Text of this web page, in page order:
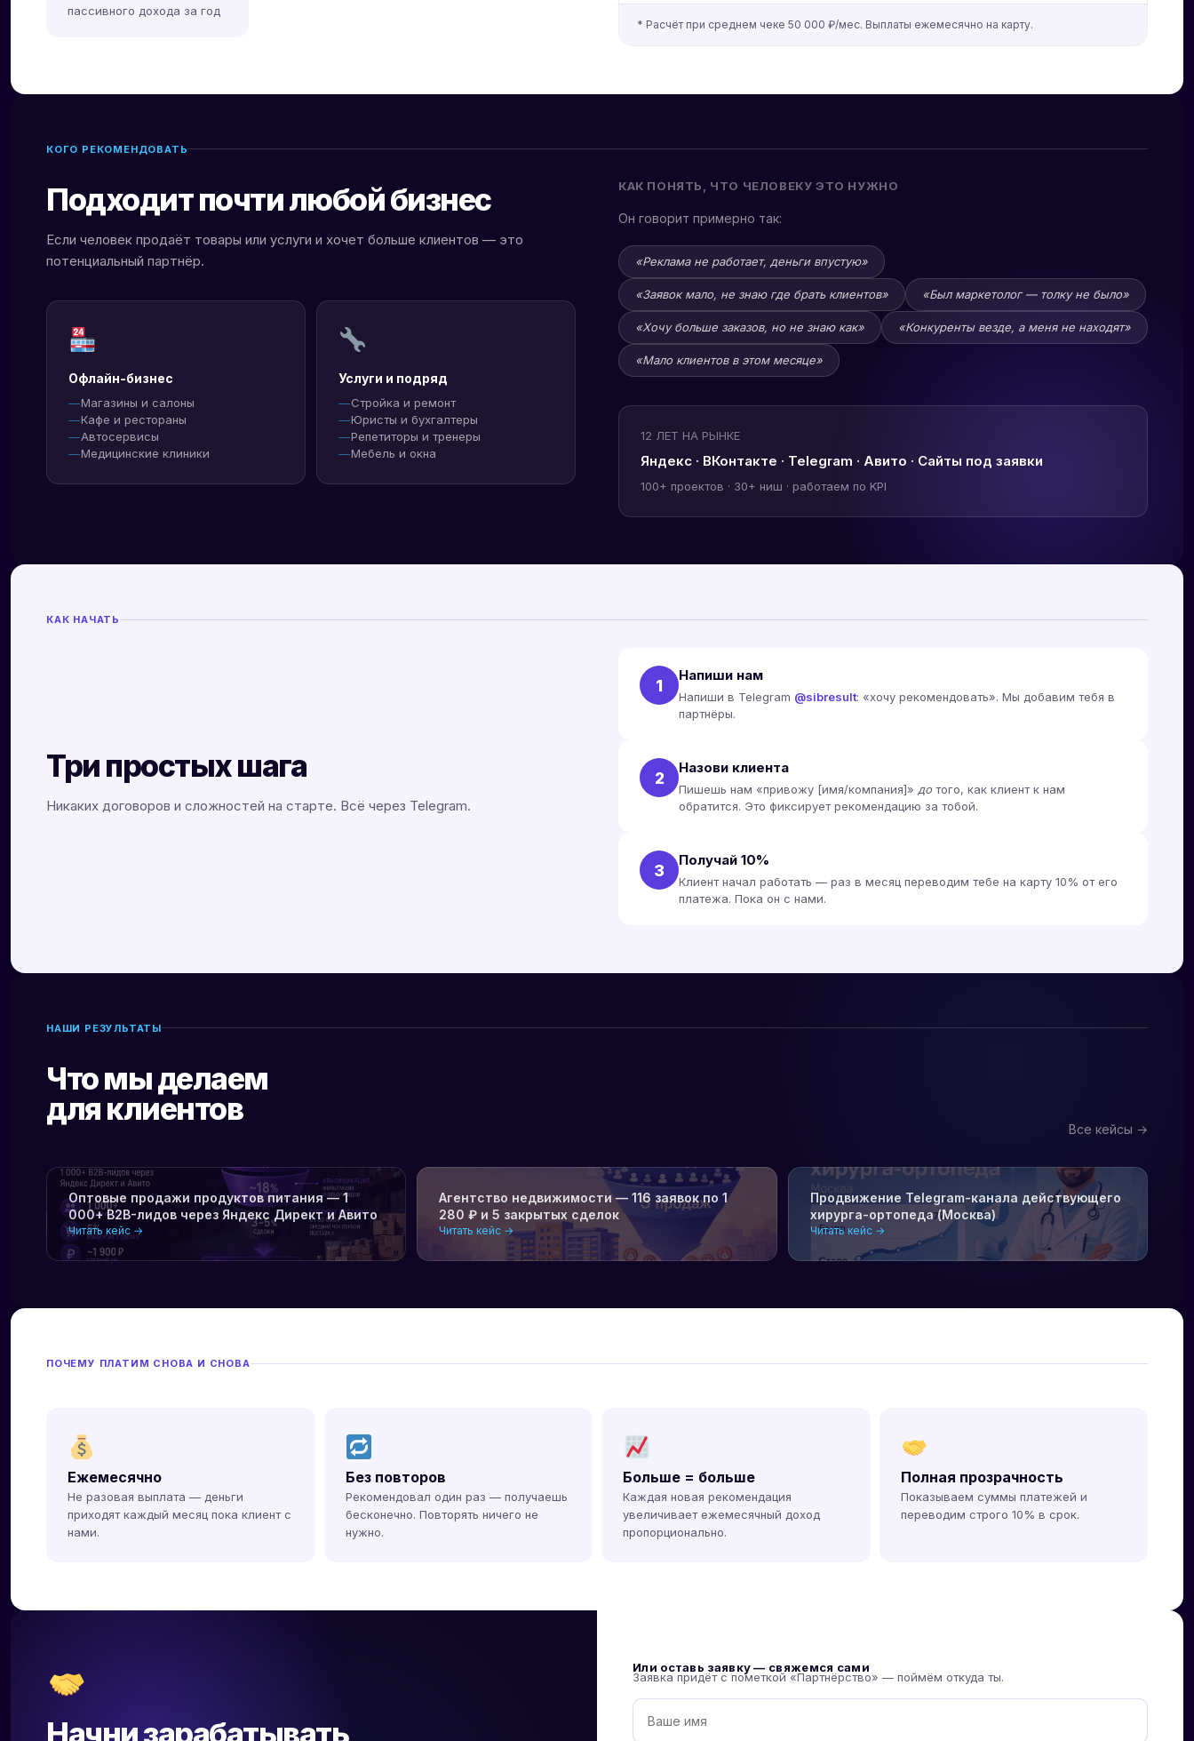
пассивного дохода за год
* Расчёт при среднем чеке 50 000 ₽/мес. Выплаты ежемесячно на карту.
КОГО РЕКОМЕНДОВАТЬ
Подходит почти любой бизнес
Если человек продаёт товары или услуги и хочет больше клиентов — это
потенциальный партнёр.
Офлайн-бизнес
Магазины и салоны
Кафе и рестораны
Автосервисы
Медицинские клиники
Услуги и подряд
Стройка и ремонт
Юристы и бухгалтеры
Репетиторы и тренеры
Мебель и окна
КАК ПОНЯТЬ, ЧТО ЧЕЛОВЕКУ ЭТО НУЖНО
Он говорит примерно так:
«Реклама не работает, деньги впустую»
«Заявок мало, не знаю где брать клиентов» «Был маркетолог — толку не было»
«Хочу больше заказов, но не знаю как» «Конкуренты везде, а меня не находят»
«Мало клиентов в этом месяце»
12 ЛЕТ НА РЫНКЕ
Яндекс · ВКонтакте · Telegram · Авито · Сайты под заявки
100+ проектов · 30+ ниш · работаем по KPI
КАК НАЧАТЬ
Три простых шага
Никаких договоров и сложностей на старте. Всё через Telegram.
1
Напиши нам
Напиши в Telegram @sibresult: «хочу рекомендовать». Мы добавим тебя в
партнёры.
2
Назови клиента
Пишешь нам «привожу [имя/компания]» до того, как клиент к нам
обратится. Это фиксирует рекомендацию за тобой.
3
Получай 10%
Клиент начал работать — раз в месяц переводим тебе на карту 10% от его
платежа. Пока он с нами.
НАШИ РЕЗУЛЬТАТЫ
Что мы делаем
для клиентов
Все кейсы →
Оптовые продажи продуктов питания — 1
000+ B2B-лидов через Яндекс Директ и Авито
Читать кейс →
Агентство недвижимости — 116 заявок по 1
280 ₽ и 5 закрытых сделок
Читать кейс →
Продвижение Telegram-канала действующего
хирурга-ортопеда (Москва)
Читать кейс →
ПОЧЕМУ ПЛАТИМ СНОВА И СНОВА
Ежемесячно
Не разовая выплата — деньги
приходят каждый месяц пока клиент с
нами.
Без повторов
Рекомендовал один раз — получаешь
бесконечно. Повторять ничего не
нужно.
Больше = больше
Каждая новая рекомендация
увеличивает ежемесячный доход
пропорционально.
Полная прозрачность
Показываем суммы платежей и
переводим строго 10% в срок.
Начни зарабатывать
Или оставь заявку — свяжемся сами
Заявка придёт с пометкой «Партнёрство» — поймём откуда ты.